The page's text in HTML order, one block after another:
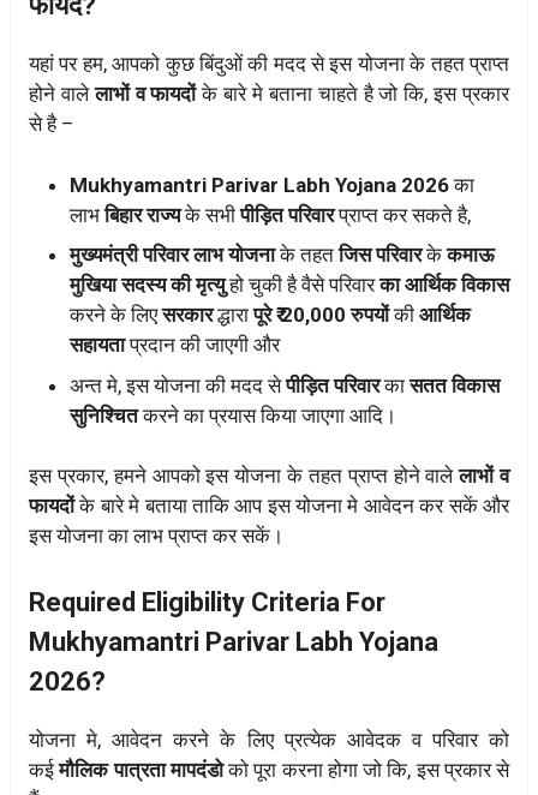
यहां पर हम, आपको कुछ बिंदुओं की मदद से इस योजना के तहत प्राप्त
होने वालेलाभों व फायदोंके बारे मे बताना चाहते है जो कि, इस प्रकार
से है –
Mukhyamantri Parivar Labh Yojana 2026का
लाभबिहार राज्यके सभीपीड़ित परिवारप्राप्त कर सकते है,
मुख्यमंत्री परिवार लाभ योजनाके तहतजिस परिवारकेकमाऊ
मुखिया सदस्य की मृत्युहो चुकी है वैसे परिवारका आर्थिक विकास
करने के लिएसरकारद्धारापूरे ₹ 20,000 रुपयोंकी आर्थिक
सहायताप्रदान की जाएगी और
अन्त मे, इस योजना की मदद सेपीड़ित परिवारकासतत विकास
सुनिश्चितकरने का प्रयास किया जाएगा आदि।
इस प्रकार, हमने आपको इस योजना के तहत प्राप्त होने वालेलाभों व
फायदोंके बारे मे बताया ताकि आप इस योजना मे आवेदन कर सकें और
इस योजना का लाभ प्राप्त कर सकें।
Required Eligibility Criteria For
Mukhyamantri Parivar Labh Yojana
2026?
योजना मे, आवेदन करने के लिए प्रत्येक आवेदक व परिवार को
कईमौलिक पात्रता मापदंडोको पूरा करना होगा जो कि, इस प्रकार से